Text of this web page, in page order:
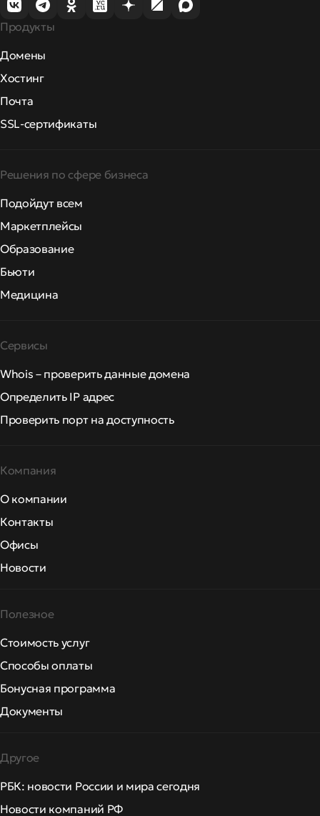
Продукты
Домены
Хостинг
Почта
SSL-сертификаты
Решения по сфере бизнеса
Подойдут всем
Маркетплейсы
Образование
Бьюти
Медицина
Сервисы
Whois – проверить данные домена
Определить IP адрес
Проверить порт на доступность
Компания
О компании
Контакты
Офисы
Новости
Полезное
Стоимость услуг
Способы оплаты
Бонусная программа
Документы
Другое
РБК: новости России и мира сегодня
Новости компаний РФ